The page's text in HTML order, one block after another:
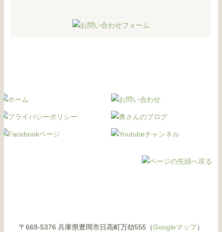
〒669-5376 兵庫県豊岡市日高町万劫555（Googleマップ）